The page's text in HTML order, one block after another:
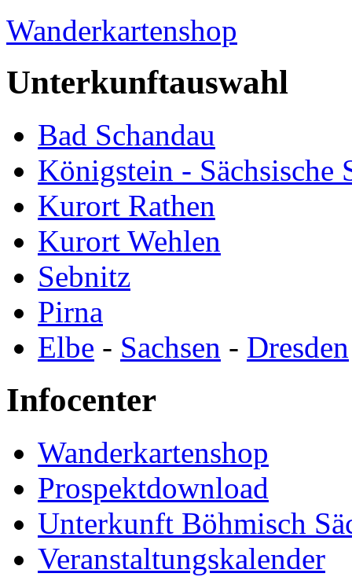
Wanderkartenshop
Unterkunftauswahl
Bad Schandau
Königstein - Sächsische
Kurort Rathen
Kurort Wehlen
Sebnitz
Pirna
Elbe - Sachsen - Dresden
Infocenter
Wanderkartenshop
Prospektdownload
Unterkunft Böhmisch
Veranstaltungskalender